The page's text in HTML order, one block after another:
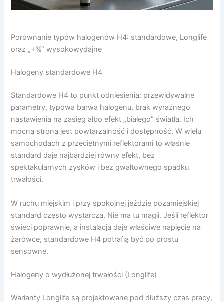
Porównanie typów halogenów H4: standardowe, Longlife
oraz „+%” wysokowydajne
Halogeny standardowe H4
Standardowe H4 to punkt odniesienia: przewidywalne
parametry, typowa barwa halogenu, brak wyraźnego
nastawienia na zasięg albo efekt „białego” światła. Ich
mocną stroną jest powtarzalność i dostępność. W wielu
samochodach z przeciętnymi reflektorami to właśnie
standard daje najbardziej równy efekt, bez
spektakularnych zysków i bez gwałtownego spadku
trwałości.
W ruchu miejskim i przy spokojnej jeździe pozamiejskiej
standard często wystarcza. Nie ma tu magii. Jeśli reflektor
świeci poprawnie, a instalacja daje właściwe napięcie na
żarówce, standardowe H4 potrafią być po prostu
sensowne.
Halogeny o wydłużonej trwałości (Longlife)
Warianty Longlife są projektowane pod dłuższy czas pracy,